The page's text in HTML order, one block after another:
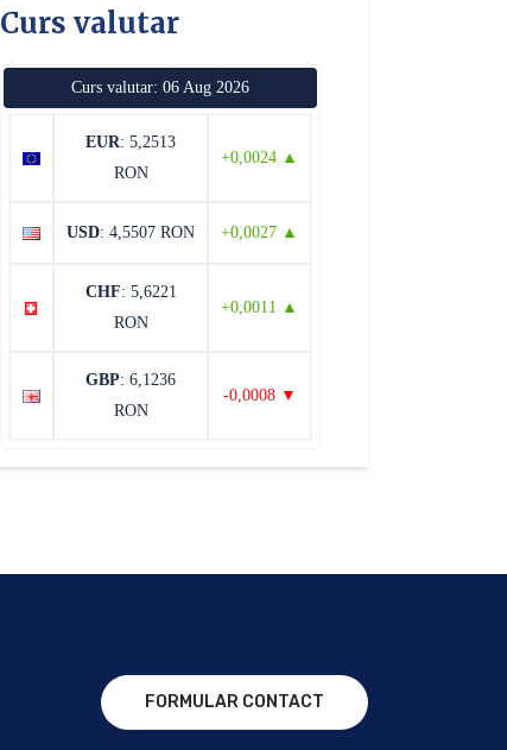
Curs valutar
Curs valutar: 06 Aug 2026
EUR: 5,2513
RON
+0,0024 ▲
USD: 4,5507 RON +0,0027 ▲
CHF: 5,6221
RON
+0,0011 ▲
GBP: 6,1236
RON
-0,0008 ▼
FORMULAR CONTACT